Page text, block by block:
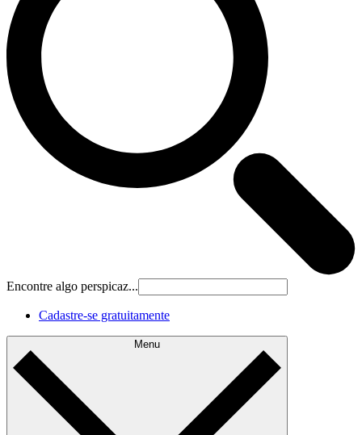
Encontre algo perspicaz...
Cadastre‐se gratuitamente
Menu